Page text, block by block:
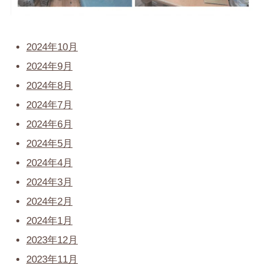
2024年10月
2024年9月
2024年8月
2024年7月
2024年6月
2024年5月
2024年4月
2024年3月
2024年2月
2024年1月
2023年12月
2023年11月